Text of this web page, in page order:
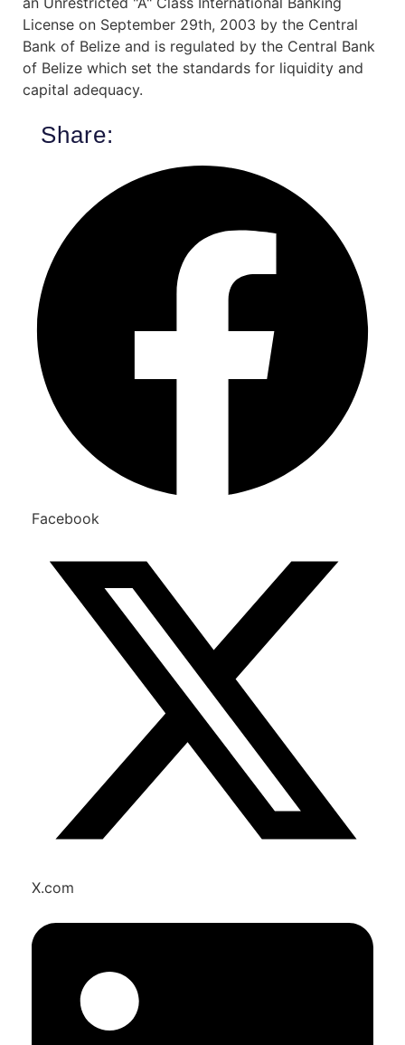
License on September 29th, 2003 by the Central
Bank of Belize and is regulated by the Central Bank
of Belize which set the standards for liquidity and
capital adequacy.
Share:
Facebook
X.com